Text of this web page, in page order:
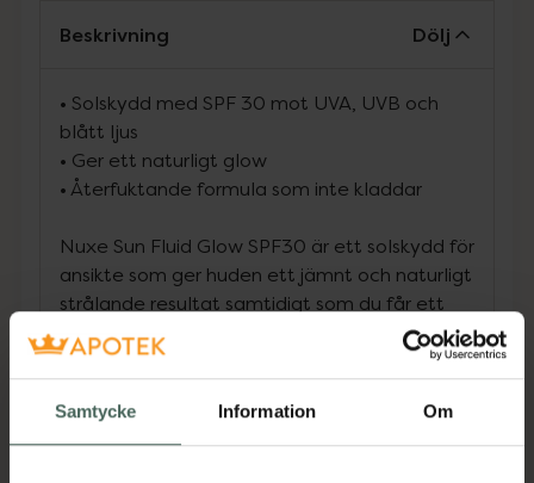
Samtycke Information Om
Beskrivning Dölj
• Solskydd med SPF 30 mot UVA, UVB och
blått ljus
• Ger ett naturligt glow
• Återfuktande formula som inte kladdar
Nuxe Sun Fluid Glow SPF30 är ett solskydd för
ansikte som ger huden ett jämnt och naturligt
strålande resultat samtidigt som du får ett
bredspektrigt skydd mot både UVA och UVB-
strålning samt blått ljus.
Formulan innehåller ett exklusivt patenterat
filtersystem, en kombination av 3 filter och 2